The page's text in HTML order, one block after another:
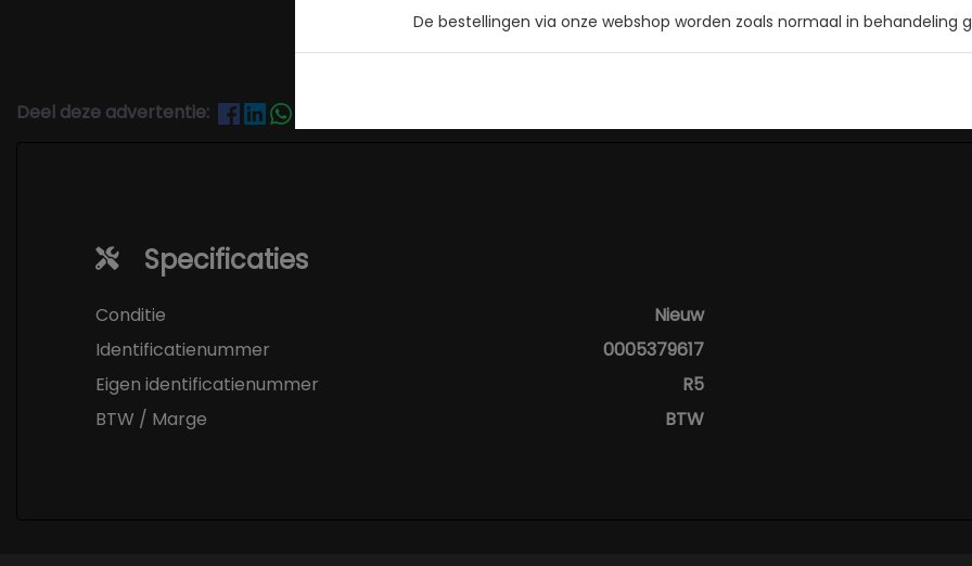
Deel deze advertentie:
Specificaties
Conditie
Nieuw
Identificatienummer
0005379617
Eigen identificatienummer
R5
BTW / Marge
BTW
De bestellingen via onze webshop worden zoals normaal in behandeling